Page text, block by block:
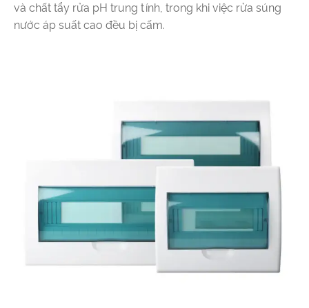
và chất tẩy rửa pH trung tính, trong khi việc rửa súng
nước áp suất cao đều bị cấm.